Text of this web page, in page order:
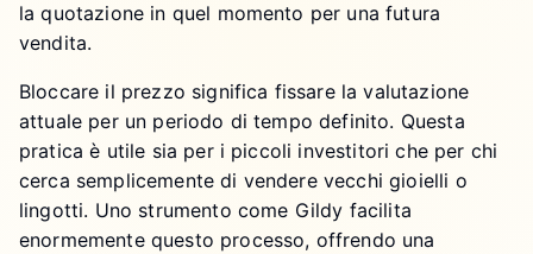
la quotazione in quel momento per una futura
vendita.
Bloccare il prezzo significa fissare la valutazione
attuale per un periodo di tempo definito. Questa
pratica è utile sia per i piccoli investitori che per chi
cerca semplicemente di vendere vecchi gioielli o
lingotti. Uno strumento come Gildy facilita
enormemente questo processo, offrendo una